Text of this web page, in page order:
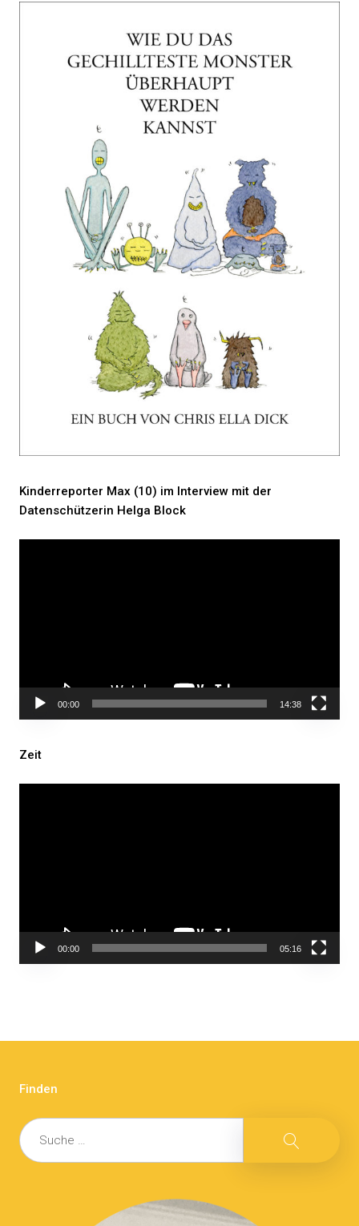
Kinderreporter Max (10) im Interview mit der
Datenschützerin Helga Block
00:00 14:38
Zeit
00:00 05:16
Finden
Suche
Suche